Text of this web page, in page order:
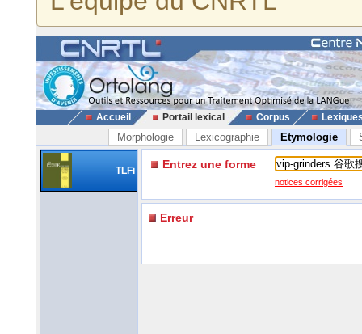
Accueil Portail lexical Corpus
Morphologie Lexicographie Etymologie
TLFi Entrez une forme
notices corrigées
Erreur